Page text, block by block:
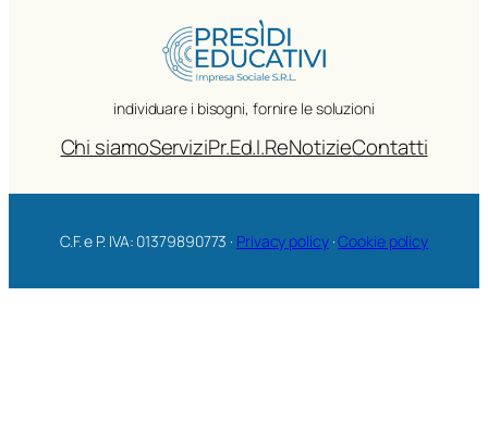
individuare i bisogni, fornire le soluzioni
Chi siamoServiziPr.Ed.I.ReNotizieContatti
C.F. e P. IVA: 01379890773 · Privacy policy·Cookie policy